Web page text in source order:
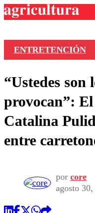
Deportes
Colo
Motor
Torneo
Torneo
Nacional
Vida
Comercial
ENTRETENCIÓN
“Ustedes son
provocan”: El
Catalina
entre
por core
agosto 30,